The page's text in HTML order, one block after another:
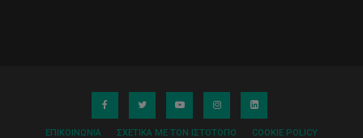
ΕΠΙΚΟΙΝΩΝΊΑ ΣΧΕΤΙΚΆ ΜΕ ΤΟΝ ΙΣΤΌΤΟΠΟ
COOKIE POLICY